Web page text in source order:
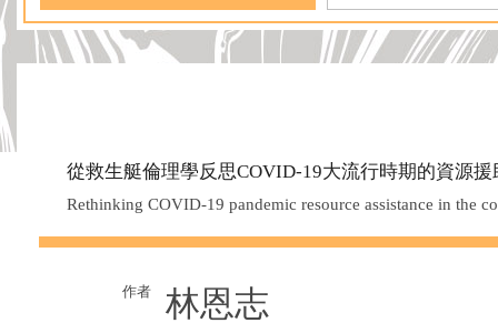
從救生艇倫理學反思COVID-19大流行時期的資源援
Rethinking COVID-19 pandemic resource assistance in the
作者 林恩志